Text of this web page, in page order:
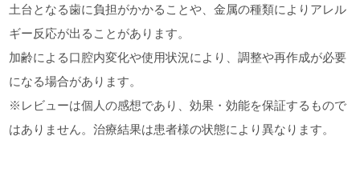
土台となる歯に負担がかかることや、金属の種類によりアレル
ギー反応が出ることがあります。
加齢による口腔内変化や使用状況により、調整や再作成が必要
になる場合があります。
※レビューは個人の感想であり、効果・効能を保証するもので
はありません。治療結果は患者様の状態により異なります。